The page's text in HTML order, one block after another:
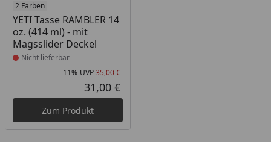
2 Farben
YETI Tasse RAMBLER 14
oz. (414 ml) - mit
Magsslider Deckel
Produkt nicht lieferbar
Nicht lieferbar
Rabatt in Prozent
-11%
Ursprünglicher Preis
UVP35,00 €
Aktueller Preis
31,00 €
Zum Produkt